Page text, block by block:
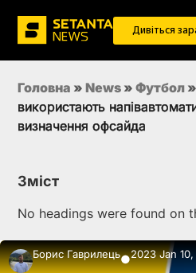
Дивіться
Головна » News » Футбол »
використають
визначення офсайда
Зміст
No headings were found on
Борис Гаврилець●2023 Jan